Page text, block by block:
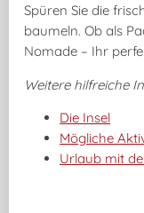
Spüren Sie die
baumeln. Ob als
Nomade – Ihr
Weitere hilfreiche
Die Insel
Mögliche
Urlaub mit